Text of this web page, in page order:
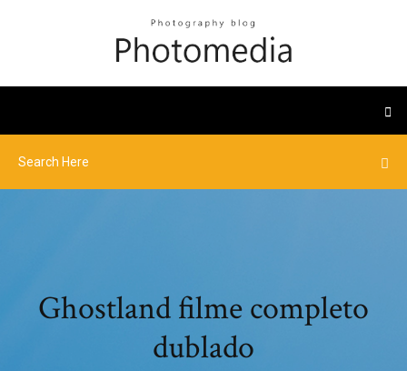
Ghostland filme completo
dublado